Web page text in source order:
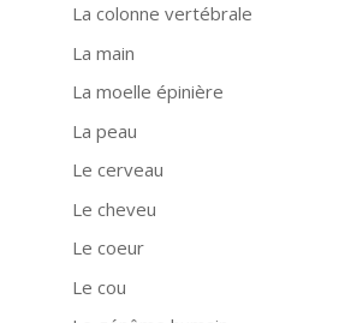
La colonne vertébrale
La main
La moelle épinière
La peau
Le cerveau
Le cheveu
Le coeur
Le cou